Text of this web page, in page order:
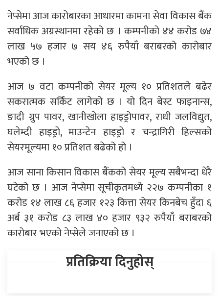
नेप्सेमा आज कारोबारका आधारमा कामना सेवा विकास बैंक
सर्वाधिक अग्रस्थानमा रहेको छ । कम्पनीको ४४ करोड ७४
लाख ५७ हजार ७ सय ४६ रुपैयाँ बराबरको कारोबार
भएको छ ।
आज ७ वटा कम्पनीको सेयर मूल्य १० प्रतिशतले बढेर
सकरात्मक सर्किंट लागेको छ । यो दिन बेस्ट फाइनान्स,
ङादी ग्रुप पावर, खानीखोला हाइड्रोपावर, राधी जलविद्युत,
घलेम्दी हाइड्रो, माउन्टेन हाइड्रो र चन्द्रागिरी हिल्सको
सेयरमूल्यमा १० प्रतिशत बढेको हो ।
आज साना किसान विकास बैंकको सेयर मूल्य सबैभन्दा धेरै
घटेको छ । आज नेप्सेमा सूचीकृतमध्ये २२७ कम्पनीका १
करोड १४ लाख ८६ हजार १२३ कित्ता सेयर किनबेच हुँदा ६
अर्ब ३१ करोड ८३ लाख ४० हजार ९३२ रुपैयाँ बराबरको
कारोबार भएको नेप्सेले जनाएको छ ।
प्रतिक्रिया दिनुहोस्